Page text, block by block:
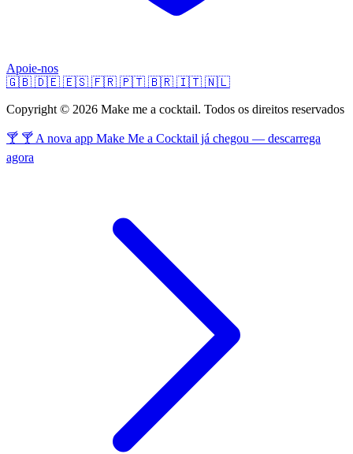
Apoie-nos
🇬🇧 🇩🇪 🇪🇸 🇫🇷 🇵🇹 🇧🇷 🇮🇹 🇳🇱
Copyright © 2026 Make me a cocktail. Todos os direitos reservados
🍸 🍸 A nova app Make Me a Cocktail já chegou — descarrega
agora